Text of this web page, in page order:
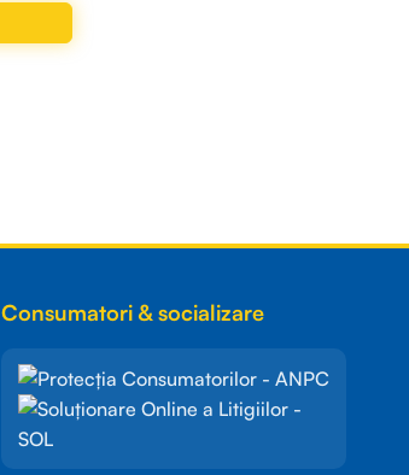
Consumatori & socializare